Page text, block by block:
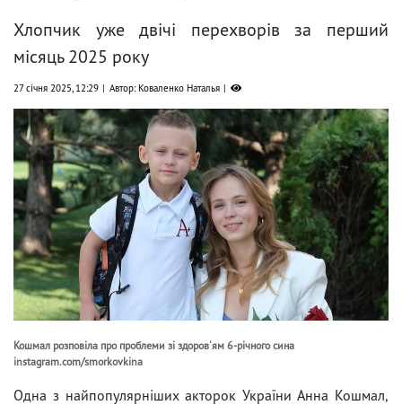
Хлопчик уже двічі перехворів за перший
місяць 2025 року
27 січня 2025, 12:29 Автор: Коваленко Наталья
Кошмал розповіла про проблеми зі здоров'ям 6-річного сина
instagram.com/smorkovkina
Одна з найпопулярніших акторок України Анна Кошмал,